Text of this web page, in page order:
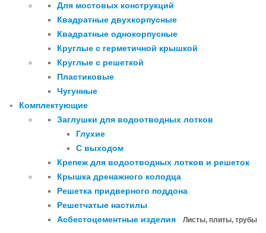
Для мостовых конструкций
Квадратные двухкорпусные
Квадратные однокорпусные
Круглые с герметичной крышкой
Круглые с решеткой
Пластиковые
Чугунные
Комплектующие
Заглушки для водоотводных лотков
Глухие
С выходом
Крепеж для водоотводных лотков и решеток
Крышка дренажного колодца
Решетка придверного поддона
Решетчатые настилы
Асбестоцементные изделия
Листы, плиты, трубы